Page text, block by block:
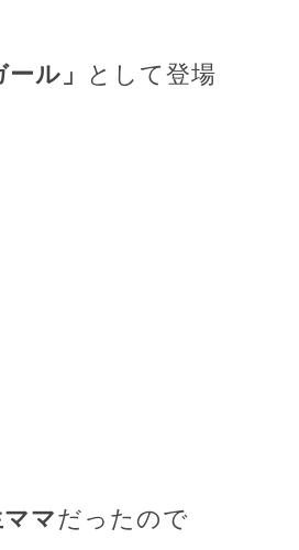
ル」
として登場
マだったので